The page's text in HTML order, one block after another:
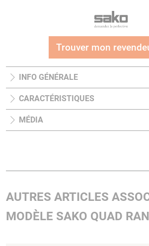
Trouver mon
INFO GÉNÉRALE
CARACTÉRISTIQUES
MÉDIA
AUTRES ARTICLES
MODÈLE SAKO QUAD